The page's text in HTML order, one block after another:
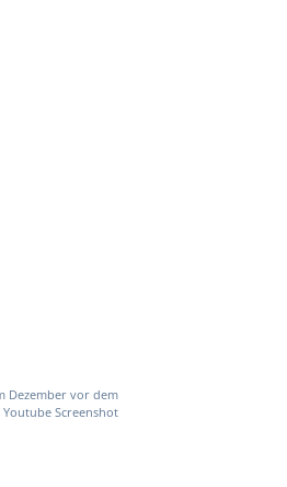
Dezember vor dem
Screenshot